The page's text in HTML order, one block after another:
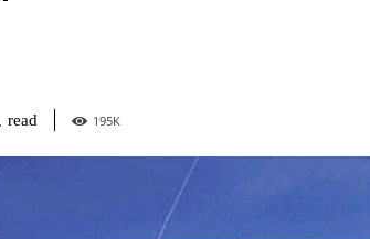
read 195K